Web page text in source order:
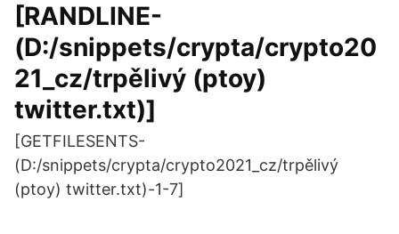
[RANDLINE-
(D:/snippets/crypta/crypto20
21_cz/trpělivý (ptoy)
twitter.txt)]
[GETFILESENTS-
(D:/snippets/crypta/crypto2021_cz/trpělivý
(ptoy) twitter.txt)-1-7]